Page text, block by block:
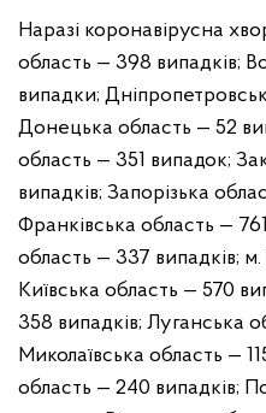
Наразі коронавірусна
область — 398 випадків;
випадки;
Донецька область — 52
область — 351 випадок;
випадків; Запорізька
Франківська область —
область — 337 випадків; м.
Київська область — 570
358 випадків; Луганська
Миколаївська область —
область — 240 випадків;